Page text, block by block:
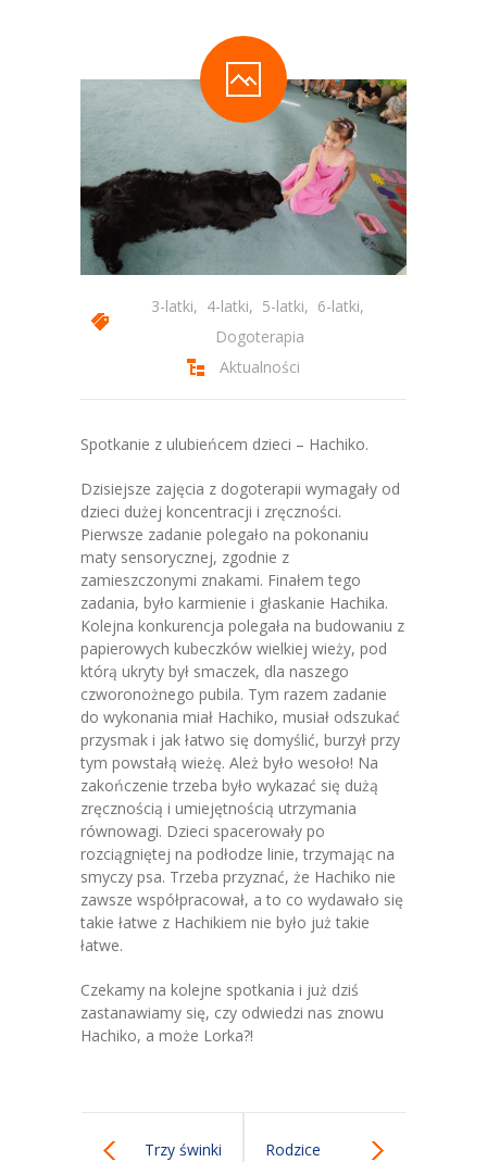
-- Zajęcia Obowiązkowe
-- Zajęcia Dodatkowe
-- Programy autorskie
-- Podstawa Programowa
-- Plan Dnia
-- Grupa 4-latków
-- Grupa 5-latków
-- Grupa 6-latków
Dla Rodziców
-- E-Lizak
-- Rekrutacja
-- Jadłospis
-- Opłaty
-- Do pobrania
Nazaretanki
Kontakt
3-latki, 4-latki, 5-latki, 6-latki,
Dogoterapia
Aktualności
Spotkanie z ulubieńcem dzieci – Hachiko.
Dzisiejsze zajęcia z dogoterapii wymagały od
dzieci dużej koncentracji i zręczności.
Pierwsze zadanie polegało na pokonaniu
maty sensorycznej, zgodnie z
zamieszczonymi znakami. Finałem tego
zadania, było karmienie i głaskanie Hachika.
Kolejna konkurencja polegała na budowaniu z
papierowych kubeczków wielkiej wieży, pod
którą ukryty był smaczek, dla naszego
czworonożnego pubila. Tym razem zadanie
do wykonania miał Hachiko, musiał odszukać
przysmak i jak łatwo się domyślić, burzył przy
tym powstałą wieżę. Ależ było wesoło! Na
zakończenie trzeba było wykazać się dużą
zręcznością i umiejętnością utrzymania
równowagi. Dzieci spacerowały po
rozciągniętej na podłodze linie, trzymając na
smyczy psa. Trzeba przyznać, że Hachiko nie
zawsze współpracował, a to co wydawało się
takie łatwe z Hachikiem nie było już takie
łatwe.
Czekamy na kolejne spotkania i już dziś
zastanawiamy się, czy odwiedzi nas znowu
Hachiko, a może Lorka?!
Trzy świnki Rodzice